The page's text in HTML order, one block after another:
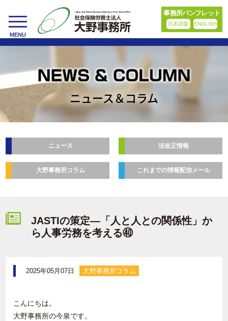
toggle
navigation
MENU
事務所パンフレット
日本語版 ENGLISH
ニュース＆コラム
ニュース 法改正情報
大野事務所コラム これまでの情報配信メール
JASTIの策定―「人と人との関係性」か
ら人事労務を考える㊵
2025年05月07日 大野事務所コラム
こんにちは。
大野事務所の今泉です。